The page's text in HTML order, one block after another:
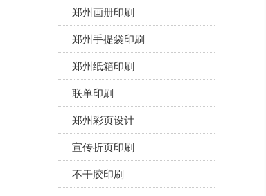
郑州画册印刷
郑州手提袋印刷
郑州纸箱印刷
联单印刷
郑州彩页设计
宣传折页印刷
不干胶印刷